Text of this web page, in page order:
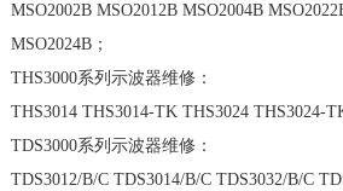
MSO2002B MSO2012B MSO2004B
MSO2024B；
THS3000系列示波器维修：
THS3014 THS3014-TK THS3024 THS3024-
TDS3000系列示波器维修：
TDS3012/B/C TDS3014/B/C TDS3032/B/C